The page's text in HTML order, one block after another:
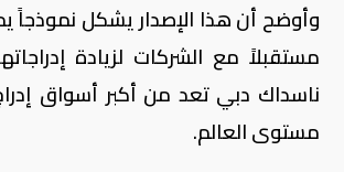
وأوضح أن هذا الإصدار يشكل نموذجاً
مستقبلاً مع الشركات لزيادة
ناسداك دبي تعد من أكبر أسواق
مستوى العالم.